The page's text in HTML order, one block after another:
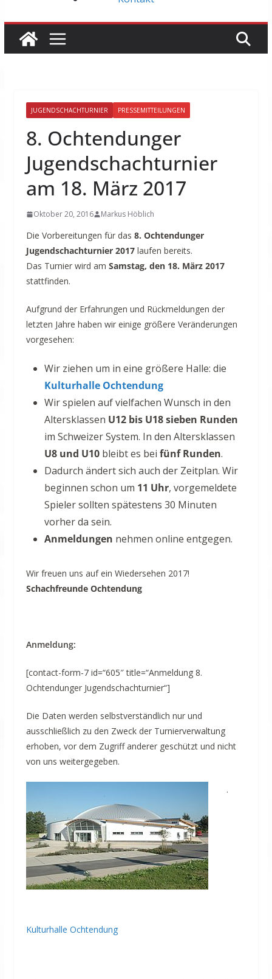
JUGENDSCHACHTURNIER PRESSEMITTEILUNGEN
8. Ochtendunger
Jugendschachturnier
am 18. März 2017
Oktober 20, 2016 Markus Höblich
Die Vorbereitungen für das 8. Ochtendunger
Jugendschachturnier 2017laufen bereits.
Das Turnier wird am Samstag, den 18. März 2017
stattfinden.
Aufgrund der Erfahrungen und Rückmeldungen der
letzten Jahre haben wir einige größere Veränderungen
vorgesehen:
Wir ziehen um in eine größere Halle: die
Kulturhalle Ochtendung
Wir spielen auf vielfachen Wunsch in den
Altersklassen U12 bis U18sieben Runden
im Schweizer System. In den Altersklassen
U8 und U10bleibt es bei fünf Runden.
Dadurch ändert sich auch der Zeitplan. Wir
beginnen schon um 11 Uhr, vorgemeldete
Spieler sollten spätestens 30 Minuten
vorher da sein.
Anmeldungen nehmen online entgegen.
Wir freuen uns auf ein Wiedersehen 2017!
Schachfreunde Ochtendung
Anmeldung:
[contact-form-7 id=“605″ title=“Anmeldung 8.
Ochtendunger Jugendschachturnier“]
Die Daten werden selbstverständlich nur und
ausschließlich zu den Zweck der Turnierverwaltung
erhoben, vor dem Zugriff anderer geschützt und nicht
von uns weitergegeben.
.
Kulturhalle Ochtendung